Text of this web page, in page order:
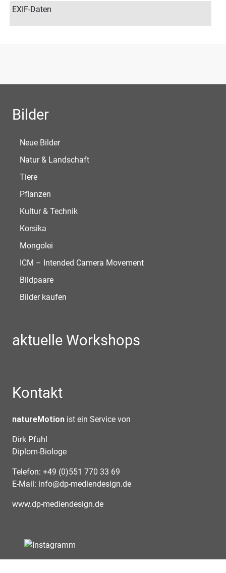
EXIF-Daten
Bilder
Neue Bilder
Natur & Landschaft
Tiere
Pflanzen
Kultur & Technik
Korsika
Mongolei
ICM – Intended Camera Movement
Bildpaare
Bilder kaufen
aktuelle Workshops
Kontakt
natureMotion ist ein Service von
Dirk Pfuhl
Diplom-Biologe
Telefon: +49 (0)551 770 33 69
E-Mail: info@dp-mediendesign.de
www.dp-mediendesign.de